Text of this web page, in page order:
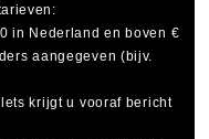
in Nederland en boven €
aangegeven (bijv.
krijgt u vooraf bericht